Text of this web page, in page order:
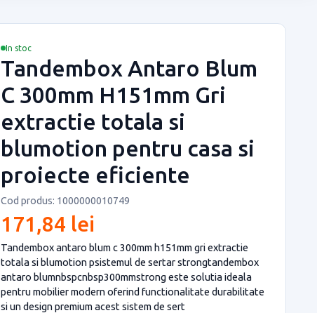
In stoc
Tandembox Antaro Blum
C 300mm H151mm Gri
extractie totala si
blumotion pentru casa si
proiecte eficiente
Cod produs: 1000000010749
171,84 lei
Tandembox antaro blum c 300mm h151mm gri extractie
totala si blumotion psistemul de sertar strongtandembox
antaro blumnbspcnbsp300mmstrong este solutia ideala
pentru mobilier modern oferind functionalitate durabilitate
si un design premium acest sistem de sert